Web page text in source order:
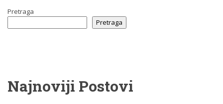
Pretraga
Pretraga
Najnoviji Postovi